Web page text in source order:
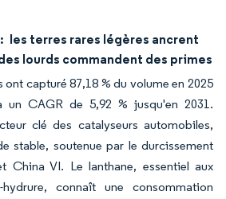
les terres rares légères ancrent
lourds commandent des primes
ont capturé 87,18 % du volume en 2025
CAGR de 5,92 % jusqu'en 2031.
clé des catalyseurs automobiles,
stable, soutenue par le durcissement
China VI. Le lanthane, essentiel aux
hydrure, connaît une consommation